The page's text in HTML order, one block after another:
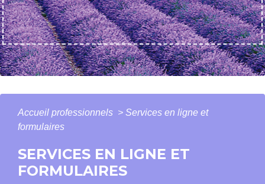
Accueil professionnels > Services en ligne et
formulaires
SERVICES EN LIGNE ET
FORMULAIRES